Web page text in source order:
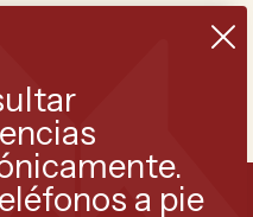
a pie